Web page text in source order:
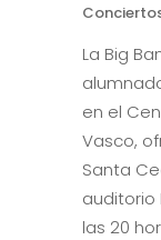
La Big
en el
Vasco,
Santa
auditorio
las 20